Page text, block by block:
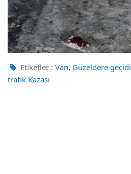
Etiketler : Van, Güzeldere geçidi
trafik Kazası